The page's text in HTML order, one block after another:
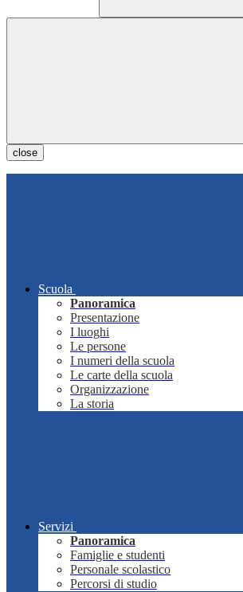
close
Scuola
Panoramica
Presentazione
I luoghi
Le persone
I numeri della scuola
Le carte della scuola
Organizzazione
La storia
Servizi
Panoramica
Famiglie e studenti
Personale scolastico
Percorsi di studio